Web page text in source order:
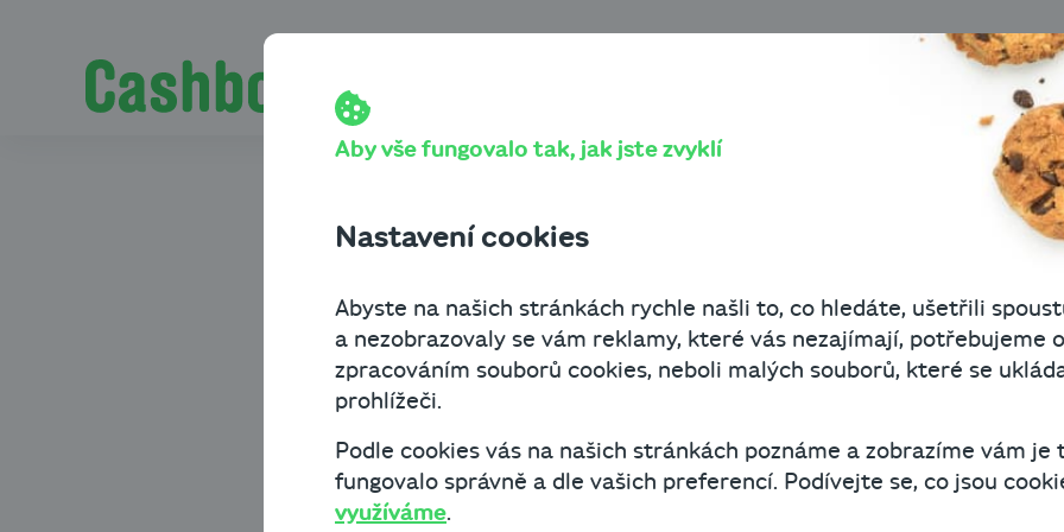
Pro podnikatele. O
„Úvěr na podnikání s Cashbotem vyřídíte zcela automaticky a online s penězi do 30 minut
„Úvěr na podnikání s
vyřídíte zcela automaticky
s penězi do 30 minut nebo
slibuje majitel fintechu
Financování podnikání
Aby vše fungovalo tak, jak jste zvyklí
Nastavení cookies
Abyste na našich stránkách rychle našli to, co hledáte, ušetřili
a nezobrazovaly se vám reklamy, které vás nezajímají, potřebujeme
zpracováním souborů cookies, neboli malých souborů, které se
prohlížeči.
Podle cookies vás na našich stránkách poznáme a zobrazíme vám je
fungovalo správně a dle vašich preferencí. Podívejte se, co jsou
využíváme.